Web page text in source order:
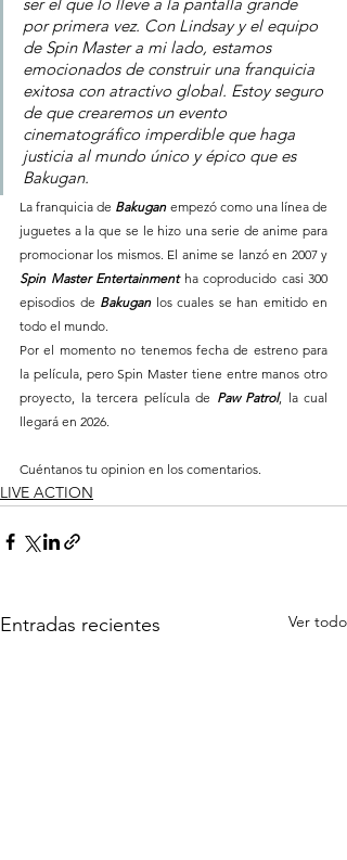
por primera vez. Con Lindsay y el equipo
de Spin Master a mi lado, estamos
emocionados de construir una franquicia
exitosa con atractivo global. Estoy seguro
de que crearemos un evento
cinematográfico imperdible que haga
justicia al mundo único y épico que es
Bakugan.
La franquicia de Bakugan empezó como una línea de
juguetes a la que se le hizo una serie de anime para
Spin Master Entertainment ha coproducido casi 300
episodios de Bakugan los cuales se han emitido en
todo el mundo.
Por el momento no tenemos fecha de estreno para
la película, pero Spin Master tiene entre manos otro
proyecto, la tercera película de Paw Patrol, la cual
llegará en 2026.
Cuéntanos tu opinion en los comentarios.
LIVE ACTION
Entradas recientes Ver todo